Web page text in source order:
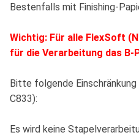
Bestenfalls mit Finishing-
Wichtig: Für alle FlexSoft
für die Verarbeitung das B-
Bitte folgende
C833):
Es wird keine